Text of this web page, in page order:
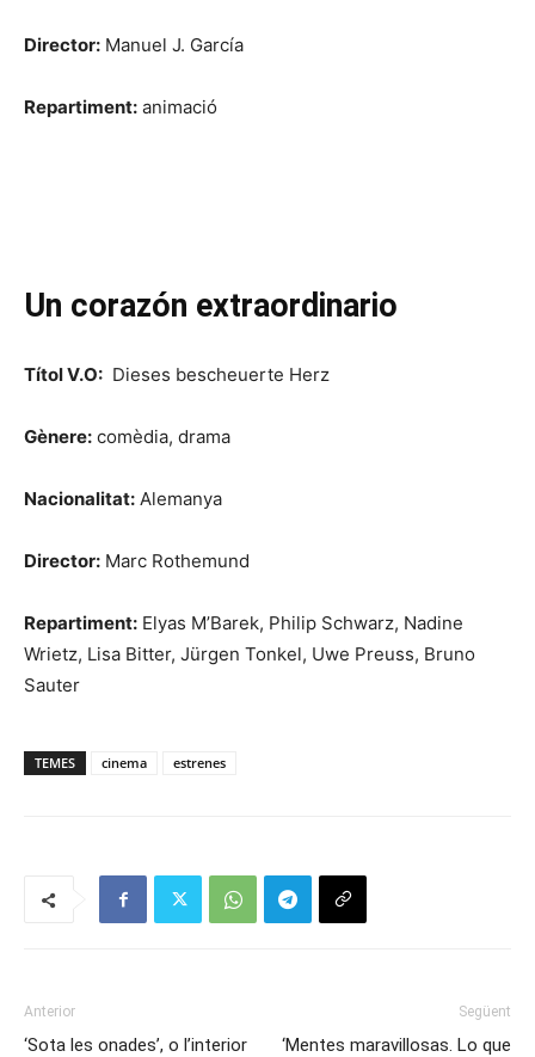
Director: Manuel J. García
Repartiment: animació
Un corazón extraordinario
Títol V.O: Dieses bescheuerte Herz
Gènere: comèdia, drama
Nacionalitat: Alemanya
Director: Marc Rothemund
Repartiment: Elyas M’Barek, Philip Schwarz, Nadine
Wrietz, Lisa Bitter, Jürgen Tonkel, Uwe Preuss, Bruno
Sauter
TEMES cinema estrenes
Anterior
‘Sota les onades’, o l’interior
Següent
‘Mentes maravillosas. Lo que